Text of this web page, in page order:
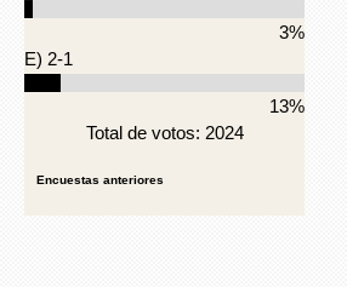
3%
E) 2-1
13%
Total de votos: 2024
Encuestas anteriores